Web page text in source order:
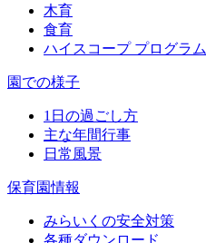
木育
食育
ハイスコープ プログラム
園での様子
1日の過ごし方
主な年間行事
日常風景
保育園情報
みらいくの安全対策
各種ダウンロード